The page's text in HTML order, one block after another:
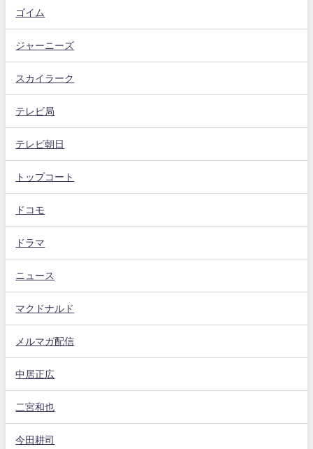
ゴイム
ジャーニーズ
スカイラーク
テレビ局
テレビ朝日
トップコート
ドコモ
ドラマ
ニュース
マクドナルド
メルマガ配信
中居正広
二宮和也
今田耕司